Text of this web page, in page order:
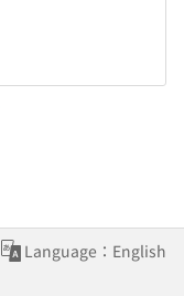
Language：English